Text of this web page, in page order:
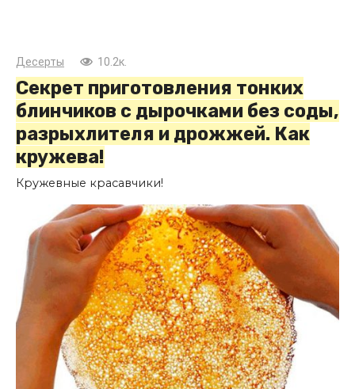
Десерты 10.2к.
Секрет приготовления тонких
блинчиков с дырочками без соды,
разрыхлителя и дрожжей. Как
кружева!
Кружевные красавчики!